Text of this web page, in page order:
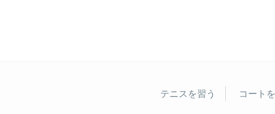
テニスを習う コート